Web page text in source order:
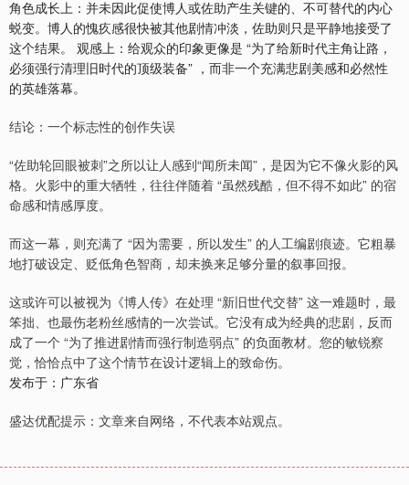
角色成长上：并未因此促使博人或佐助产生关键的、不可替代的内心
蜕变。博人的愧疚感很快被其他剧情冲淡，佐助则只是平静地接受了
这个结果。 观感上：给观众的印象更像是 “为了给新时代主角让路，
必须强行清理旧时代的顶级装备” ，而非一个充满悲剧美感和必然性
的英雄落幕。
结论：一个标志性的创作失误
“佐助轮回眼被刺”之所以让人感到“闻所未闻”，是因为它不像火影的风
格。火影中的重大牺牲，往往伴随着 “虽然残酷，但不得不如此” 的宿
命感和情感厚度。
而这一幕，则充满了 “因为需要，所以发生” 的人工编剧痕迹。它粗暴
地打破设定、贬低角色智商，却未换来足够分量的叙事回报。
这或许可以被视为《博人传》在处理 “新旧世代交替” 这一难题时，最
笨拙、也最伤老粉丝感情的一次尝试。它没有成为经典的悲剧，反而
成了一个 “为了推进剧情而强行制造弱点” 的负面教材。您的敏锐察
觉，恰恰点中了这个情节在设计逻辑上的致命伤。
发布于：广东省
盛达优配提示：文章来自网络，不代表本站观点。